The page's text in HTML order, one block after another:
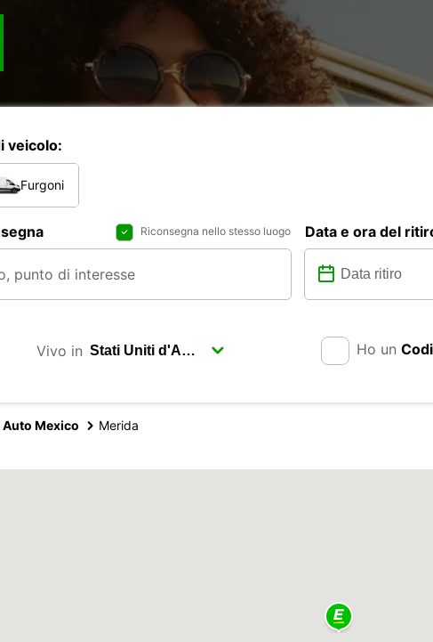
veicolo:
Furgoni
Riconsegna nello stesso luogo Data e ora del
Vivo in Ho un
Mexico Merida